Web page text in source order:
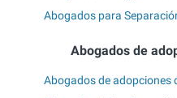
Abogados para
Abogados de
Abogados de adopciones